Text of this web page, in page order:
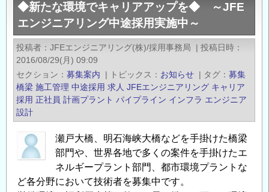
ジ
ニ
ア
リ
ン
グ
中
途
用
【正
員】
◆新たな環境でキャリアアップを◆ ～JFE
エンジニアリング中途採用実施中～
投稿者 JFEエンジニアリング(株)/採用事務局 | 投稿日時
2016/08/29(月) 09:09
セクション
募集案内 | トピックス お知らせ | タグ
募集
橋梁 施工管理 中途採用 求人 JFEエンジニアリング キャリア
採用 正社員 計画プラント パイプライン インフラ エンジニア
設計
瀬戸大橋、明石海峡大橋などを手掛けた橋梁
部門や、世界各地で多くの案件を手掛けたエ
ネルギープラント部門、都市環境プラントな
ど各分野において技術者を募集中です。